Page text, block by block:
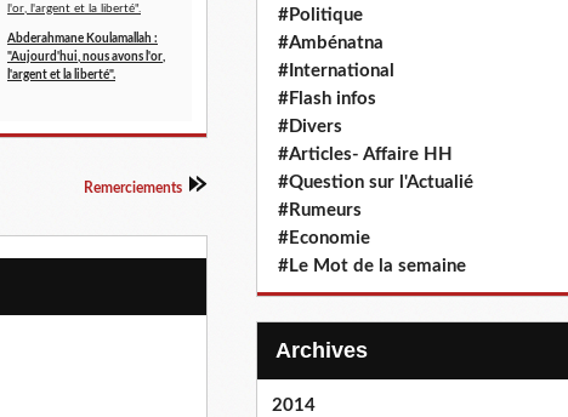
Abderahmane Koulamallah :
"Aujourd'hui, nous avons l'or,
l'argent et la liberté".
Remerciements
#Politique
#Ambénatna
#International
#Flash infos
#Divers
#Articles- Affaire HH
#Question sur l'Actualié
#Rumeurs
#Economie
#Le Mot de la semaine
Archives
2014